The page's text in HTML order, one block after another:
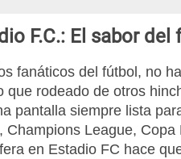
F.C.: El sabor del
fanáticos del fútbol, no
que rodeado de otros
pantalla siempre lista
Champions League,
en Estadio FC hace